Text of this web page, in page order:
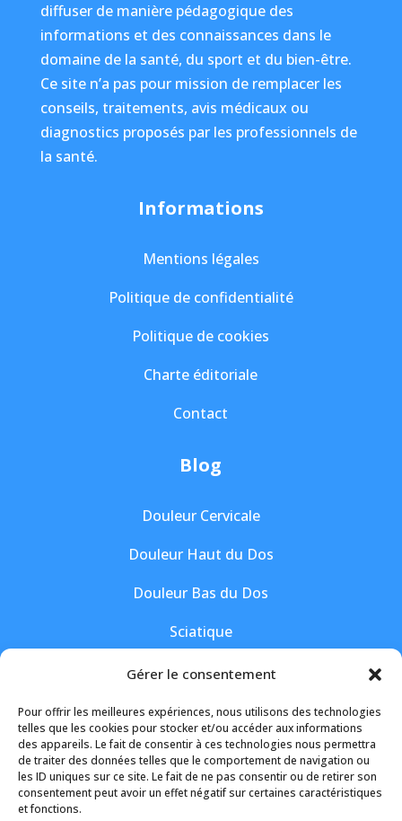
Gérer le consentement
Pour offrir les meilleures expériences, nous utilisons des technologies
telles que les cookies pour stocker et/ou accéder aux informations
des appareils. Le fait de consentir à ces technologies nous permettra
de traiter des données telles que le comportement de navigation ou
les ID uniques sur ce site. Le fait de ne pas consentir ou de retirer son
consentement peut avoir un effet négatif sur certaines caractéristiques
et fonctions.
diffuser de manière pédagogique des
informations et des connaissances dans le
domaine de la santé, du sport et du bien-être.
Ce site n’a pas pour mission de remplacer les
conseils, traitements, avis médicaux ou
diagnostics proposés par les professionnels de
la santé.
Informations
Mentions légales
Politique de confidentialité
Politique de cookies
Charte éditoriale
Contact
Blog
Douleur Cervicale
Douleur Haut du Dos
Douleur Bas du Dos
Sciatique
Hernie Discale
Suivez-moi